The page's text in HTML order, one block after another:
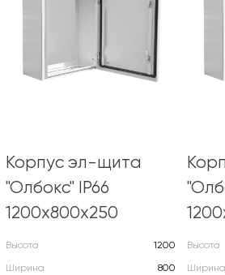
Корпус эл-щита
"Олбокс" IP66
1200х800х250
Высота
1200
Ширина
800
Высота
Ширина